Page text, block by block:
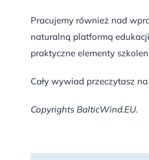
Pracujemy również nad
naturalną platformą
praktyczne elementy
Cały wywiad przeczytasz na
Copyrights BalticWind.EU.